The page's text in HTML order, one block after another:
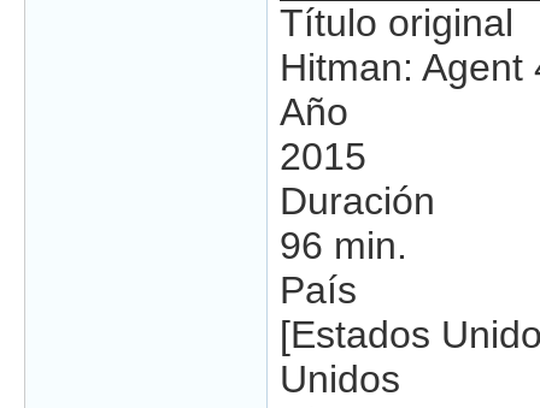
Título original
Hitman: Agent
Año
2015
Duración
96 min.
País
[Estados
Unidos